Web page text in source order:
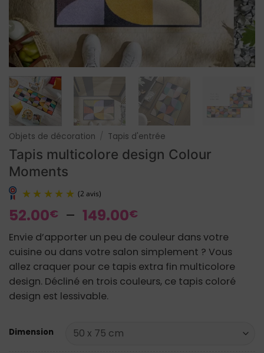
Objets de décoration Tapis d'entrée
Tapis multicolore design Colour
Moments
52.00€ – 149.00€
prix :
52.00€
à
149.00€
Envie d’apporter un peu de couleur dans votre
cuisine ou dans votre salon simplement ? Vous
allez craquer pour ce tapis extra fin multicolore
design. Décliné en trois couleurs, ce tapis coloré
design est lessivable.
Dimension